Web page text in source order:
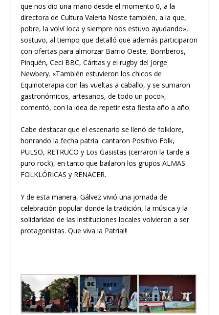
que nos dio una mano desde el momento 0, a la
directora de Cultura Valeria Noste también, a la que,
pobre, la volví loca y siempre nos estuvo ayudando»,
sostuvo, al tiempo que detalló que además participaron
con ofertas para almorzar Barrio Oeste, Bomberos,
Pinquén, Ceci BBC, Cáritas y el rugby del Jorge
Newbery. «También estuvieron los chicos de
Equinoterapia con las vueltas a caballo, y se sumaron
gastronómicos, artesanos, de todo un poco»,
comentó, con la idea de repetir esta fiesta año a año.
Cabe destacar que el escenario se llenó de folklore,
honrando la fecha patria: cantaron Positivo Folk,
PULSO, RETRUCO y Los Gasistas (cerraron la tarde a
puro rock), en tanto que bailaron los grupos ALMAS
FOLKLÓRICAS y RENACER.
Y de esta manera, Gálvez vivió una jornada de
celebración popular donde la tradición, la música y la
solidaridad de las instituciones locales volvieron a ser
protagonistas. Que viva la Patria!!!